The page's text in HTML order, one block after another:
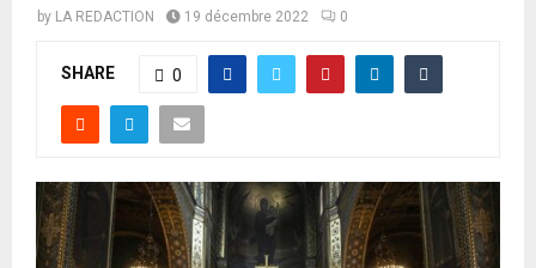
by LA REDACTION 19 décembre 2022 0
SHARE 0